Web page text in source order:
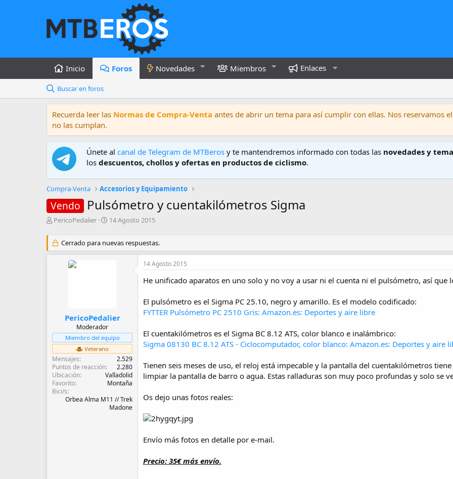
Inicio Foros Novedades Miembros Enlaces
Buscar en foros
Recuerda leer las Normas de Compra-Venta antes de abrir un tema para así cumplir con ellas. Nos reservamos
no las cumplan.
Únete al canal de Telegram de MTBeros y te mantendremos informado con todas las novedades y
los descuentos, chollos y ofertas en productos de ciclismo.
Compra-Venta Accesorios y Equipamiento
Vendo Pulsómetro y cuentakilómetros Sigma
A
t
o
PericoPedalier
F
h
i
14 Agosto 2015
Cerrado para nuevas respuestas.
PericoPedalier
Moderador
Miembro del equipo
Veterano
Mensajes
2.529
Puntos de reacción
2.280
Ubicación
Valladolid
Favorito
Montaña
Bici/s
Orbea Alma M11 // Trek
Madone
14 Agosto 2015
He unificado aparatos en uno solo y no voy a usar ni el cuenta ni el pulsómetro, así que
El pulsómetro es el Sigma PC 25.10, negro y amarillo. Es el modelo codificado:
FYTTER Pulsómetro PC 2510 Gris: Amazon.es: Deportes y aire libre
El cuentakilómetros es el Sigma BC 8.12 ATS, color blanco e inalámbrico:
Sigma 08130 BC 8.12 ATS - Ciclocomputador, color blanco: Amazon.es: Deportes y aire
Tienen seis meses de uso, el reloj está impecable y la pantalla del cuentakilómetros
limpiar la pantalla de barro o agua. Estas ralladuras son muy poco profundas y solo se
Os dejo unas fotos reales:
Envío más fotos en detalle por e-mail.
Precio: 35€ más envío.